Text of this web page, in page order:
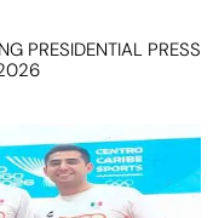
PRESIDENTIAL PRESS